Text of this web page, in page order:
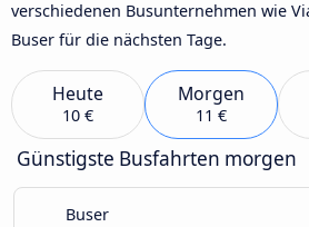
verschiedenen Busunternehmen wie
Buser für die nächsten Tage.
Heute
10 €
Morgen
11 €
Günstigste Busfahrten morgen
Buser